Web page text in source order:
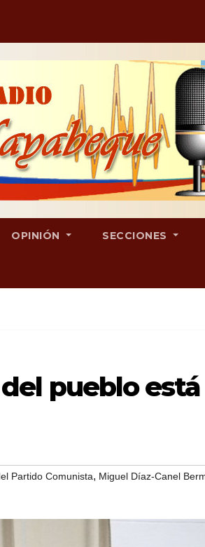
OPINIÓN SECCIONES
pueblo
Partido Comunista, Miguel Díaz-Canel